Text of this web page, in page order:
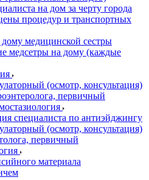
на дом за черту города
процедур и транспортных
медицинской сестры
медсетры на дому (каждые
(осмотр, консультация)
первичный
специалиста по антиэйджингу
(осмотр, консультация)
первичный
материала